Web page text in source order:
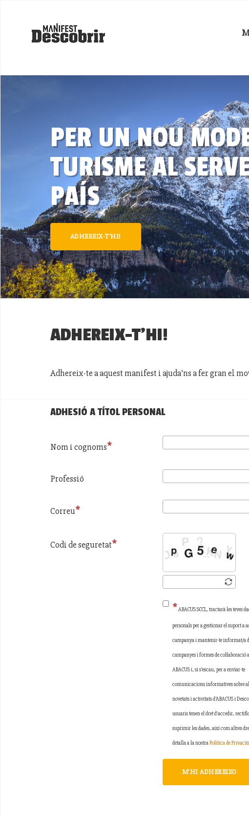
PER UN NOU
TURISME AL
PAÍS
ADHEREIX-T’HI!
ADHEREIX-T’HI!
Adhereix-te a aquest manifest i ajuda’ns a fer gran el
ADHESIÓ A TÍTOL PERSONAL
Nom i cognoms
Professió
Correu
Codi de seguretat
ABACUS SCCL, tractarà les teves
personals per a gestionar el suport a
campanya i mantenir-te informat/a
campanyes i formes de col·laboració
ABACUS i, si s’escau, per a enviar-te
comunicacions informatives sobre
novetats i activitats d’ABACUS i
usuaris tenen el dret d'accedir,
suprimir les dades, així com altres
detalla a la nostraPolítica de
M'HI ADHEREIXO